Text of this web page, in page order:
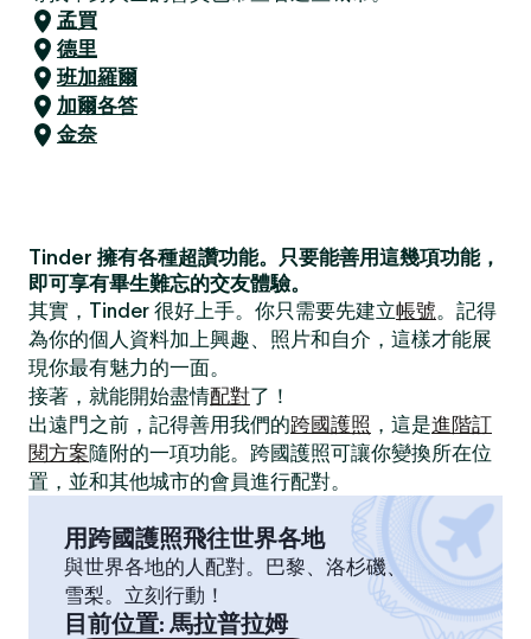
孟買
德里
班加羅爾
加爾各答
金奈
Tinder 擁有各種超讚功能。只要能善用這幾項功能，
即可享有畢生難忘的交友體驗。
其實，Tinder 很好上手。你只需要先建立帳號。記得
為你的個人資料加上興趣、照片和自介，這樣才能展
現你最有魅力的一面。
接著，就能開始盡情配對了！
出遠門之前，記得善用我們的跨國護照 ，這是進階訂
閱方案隨附的一項功能。跨國護照可讓你變換所在位
置，並和其他城市的會員進行配對。
用跨國護照飛往世界各地
與世界各地的人配對。巴黎、洛杉磯、
雪梨。立刻行動！
目前位置: 馬拉普拉姆